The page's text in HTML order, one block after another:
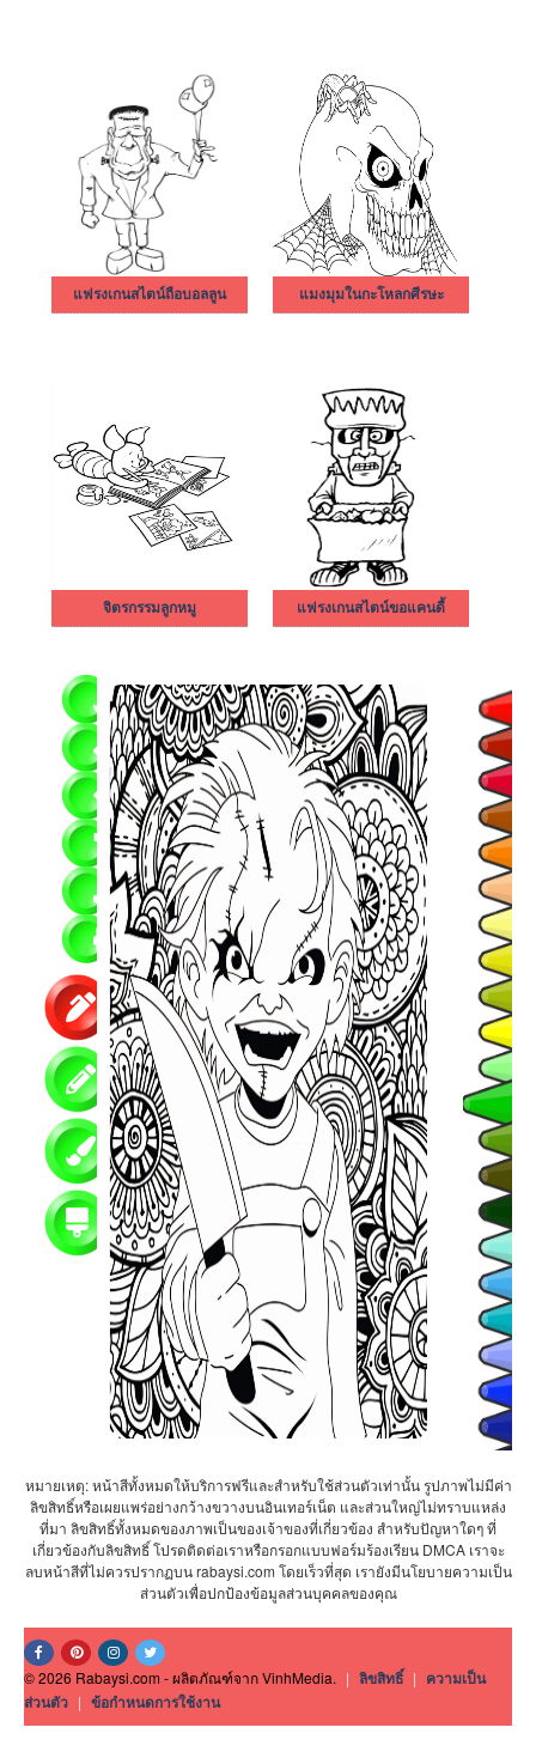
แฟรงเกนสไตน์ถือบอลลูน แมงมุมในกะโหลกศีรษะ
จิตรกรรมลูกหมู แฟรงเกนสไตน์ขอแคนดี้
หมายเหตุ: หน้าสีทั้งหมดให้บริการฟรีและสำหรับใช้ส่วนตัวเท่านั้น รูปภาพไม่มีค่า
ลิขสิทธิ์หรือเผยแพร่อย่างกว้างขวางบนอินเทอร์เน็ต และส่วนใหญ่ไม่ทราบแหล่ง
ที่มา ลิขสิทธิ์ทั้งหมดของภาพเป็นของเจ้าของที่เกี่ยวข้อง สำหรับปัญหาใดๆ ที่
เกี่ยวข้องกับลิขสิทธิ์ โปรดติดต่อเราหรือกรอกแบบฟอร์มร้องเรียน DMCA เราจะ
ลบหน้าสีที่ไม่ควรปรากฏบน rabaysi.com โดยเร็วที่สุด เรายังมีนโยบายความเป็น
ส่วนตัวเพื่อปกป้องข้อมูลส่วนบุคคลของคุณ
© 2026 Rabaysi.com - ผลิตภัณฑ์จาก VinhMedia. | ลิขสิทธิ์ | ความเป็น
ส่วนตัว | ข้อกำหนดการใช้งาน